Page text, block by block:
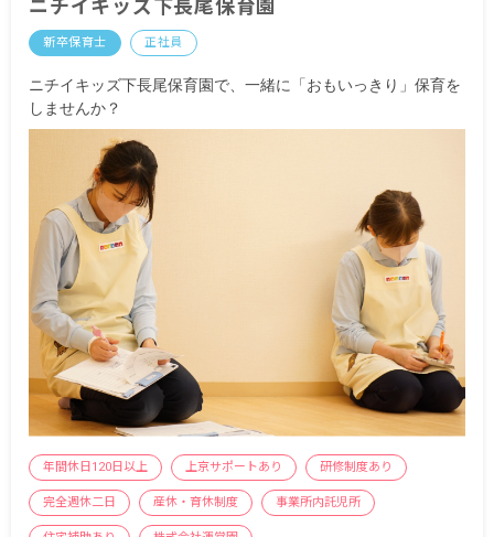
※経験・能力・会社業績によります
※評価期間中に基準に満たす勤務実績がない等の
ニチイキッズ下長尾保育園
新卒保育士 正社員
ニチイキッズ下長尾保育園で、一緒に「おもいっきり」保育を
しませんか？
年間休日120日以上 上京サポートあり 研修制度あり
完全週休二日 産休・育休制度 事業所内託児所